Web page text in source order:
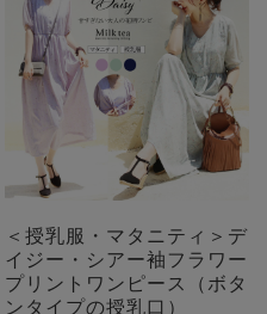
＜授乳服・マタニティ＞デ
イジー・シアー袖フラワー
プリントワンピース（ボタ
ンタイプの授乳口）